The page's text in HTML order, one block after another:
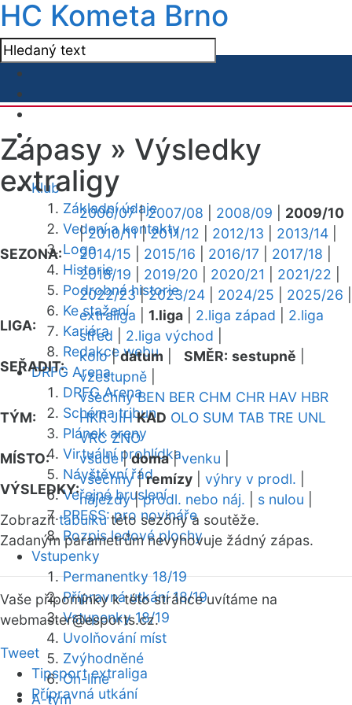
HC Kometa Brno
Klub
Základní údaje
Vedení a kontakty
Logo
Historie
Podrobná historie
Ke stažení
Kariéra
Redakce webu
DRFG Arena
DRFG Arena
Schéma tribun
Plánek areny
Virtuální prohlídka
Návštěvní řád
Veřejné bruslení
PRESS: pro novináře
Rozpis ledové plochy
Vstupenky
Permanentky 18/19
Přípravná utkání 18/19
Vstupenky 18/19
Uvolňování míst
Zvýhodněné
On-line
A-tým
Zápasy » Výsledky
extraligy
SEZONA:
2006/07|2007/08 2008/09
2009/10
|2010/11|2011/12 2012/13 2013/14
2014/15
2015/16 2016/17 2017/18
2018/19
2019/20 2020/21 2021/22
2022/23|2023/24 2024/25 2025/26
LIGA:
extraliga 1.liga 2.liga západ
2.liga
střed
2.liga východ
SEŘADIT:
kolo|datum SMĚR: sestupně
vzestupně
TÝM:
všechny BEN BER CHM CHR HAV HBR
HKR JIH KAD OLO SUM TAB TRE UNL
VRC ZNO
MÍSTO:
všude|doma|venku
VÝSLEDKY:
všechny|remízy výhry v prodl.
nájezdy|prodl. nebo náj. s nulou
Zobrazittabulkutéto sezóny a soutěže.
Zadaným parametrům nevyhovuje žádný zápas.
Vaše připomínky k této stránce uvítáme na
webmaster@esports.cz.
Tweet
Tipsport extraliga
Přípravná utkání